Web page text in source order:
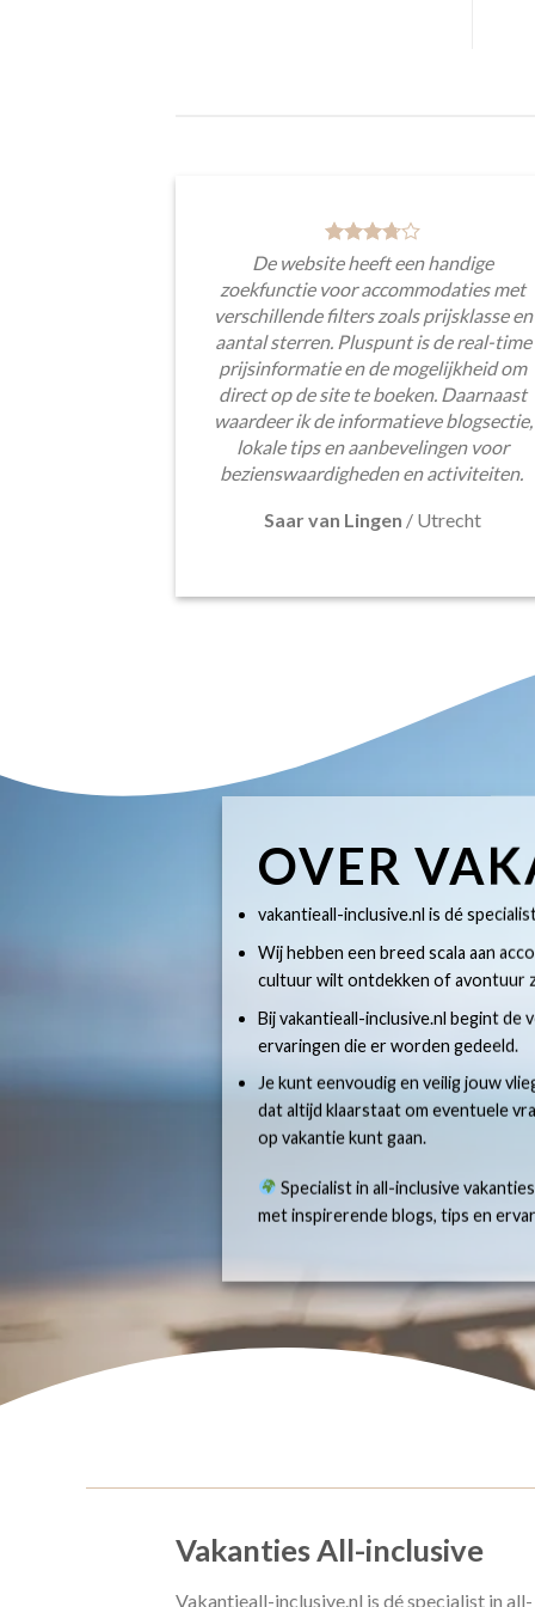
De website heeft een handige
zoekfunctie voor accommodaties met
verschillende filters zoals prijsklasse en
aantal sterren. Pluspunt is de real-time
prijsinformatie en de mogelijkheid om
direct op de site te boeken. Daarnaast
waardeer ik de informatieve blogsectie,
lokale tips en aanbevelingen voor
bezienswaardigheden en activiteiten.
Saar van Lingen / Utrecht
OVER
vakantieall-inclusive.nl is dé
Wij hebben een breed scala aan
cultuur wilt ontdekken of avontuur
Bij vakantieall-inclusive.nl begint
ervaringen die er worden gedeeld.
Je kunt eenvoudig en veilig jouw
dat altijd klaarstaat om eventuele
op vakantie kunt gaan.
Specialist in all-inclusive
met inspirerende blogs, tips en
Vakanties All-inclusive
Vakantieall-inclusive.nl is dé specialist in all-